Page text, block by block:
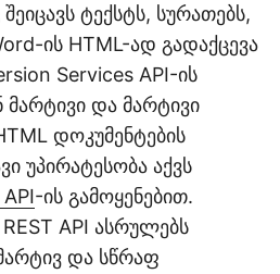
ტექსტს, სურათებს,
ის HTML-ად გადაქცევა
Services API-ის
მარტივი და მარტივი
დოკუმენტების
უპირატესობა აქვს
-ის გამოყენებით.
API ასრულებს
და სწრაფ